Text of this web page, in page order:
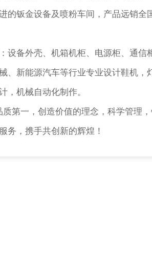
的钣金设备及喷粉车间，产品远销全
设备外壳、机箱机柜、电源柜、通信
、新能源汽车等行业专业设计鞋机，
，机械自动化制作。
第一，创造价值的理念，科学管理
务，携手共创新的辉煌！